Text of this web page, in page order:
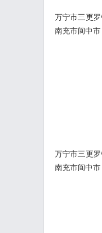
万宁市三更
南充市阆中市
万宁市三更
南充市阆中市